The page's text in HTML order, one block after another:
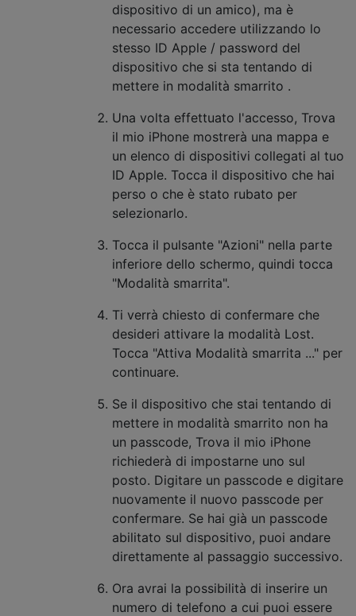
dispositivo di un amico), ma è
necessario accedere utilizzando lo
stesso ID Apple / password del
dispositivo che si sta tentando di
mettere in modalità smarrito .
Una volta effettuato l'accesso, Trova
il mio iPhone mostrerà una mappa e
un elenco di dispositivi collegati al tuo
ID Apple. Tocca il dispositivo che hai
perso o che è stato rubato per
selezionarlo.
Tocca il pulsante "Azioni" nella parte
inferiore dello schermo, quindi tocca
"Modalità smarrita".
Ti verrà chiesto di confermare che
desideri attivare la modalità Lost.
Tocca "Attiva Modalità smarrita ..." per
continuare.
Se il dispositivo che stai tentando di
mettere in modalità smarrito non ha
un passcode, Trova il mio iPhone
richiederà di impostarne uno sul
posto. Digitare un passcode e digitare
nuovamente il nuovo passcode per
confermare. Se hai già un passcode
abilitato sul dispositivo, puoi andare
direttamente al passaggio successivo.
Ora avrai la possibilità di inserire un
numero di telefono a cui puoi essere